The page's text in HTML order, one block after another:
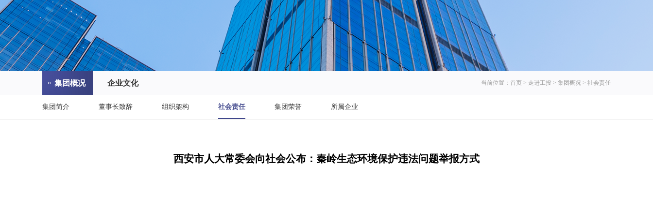
集团概况 企业文化 当前位置： 首页 > 走进工投 > 集团概况 > 社会责任
集团简介 董事长致辞 组织架构 社会责任 集团荣誉 所属企业
西安市人大常委会向社会公布：秦岭生态环境保护违法问题举报方式